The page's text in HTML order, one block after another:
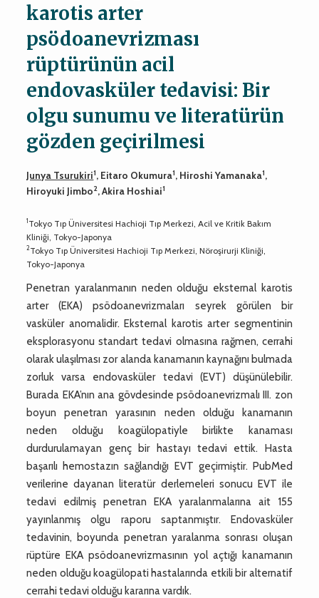
karotis arter
psödoanevrizması
rüptürünün acil
endovasküler tedavisi: Bir
olgu sunumu ve literatürün
gözden geçirilmesi
Junya Tsurukiri1, Eitaro Okumura1, Hiroshi Yamanaka1,
Hiroyuki Jimbo2, Akira Hoshiai1
1Tokyo Tıp Üniversitesi Hachioji Tıp Merkezi, Acil ve Kritik Bakım
Kliniği, Tokyo-Japonya
2Tokyo Tıp Üniversitesi Hachioji Tıp Merkezi, Nöroşirurji Kliniği,
Tokyo-Japonya
Penetran yaralanmanın neden olduğu eksternal karotis
arter (EKA) psödoanevrizmaları seyrek görülen bir
vasküler anomalidir. Eksternal karotis arter segmentinin
eksplorasyonu standart tedavi olmasına rağmen, cerrahi
olarak ulaşılması zor alanda kanamanın kaynağını bulmada
zorluk varsa endovasküler tedavi (EVT) düşünülebilir.
Burada EKA’nın ana gövdesinde psödoanevrizmalı III. zon
boyun penetran yarasının neden olduğu kanamanın
neden olduğu koagülopatiyle birlikte kanaması
durdurulamayan genç bir hastayı tedavi ettik. Hasta
başarılı hemostazın sağlandığı EVT geçirmiştir. PubMed
verilerine dayanan literatür derlemeleri sonucu EVT ile
tedavi edilmiş penetran EKA yaralanmalarına ait 155
yayınlanmış olgu raporu saptanmıştır. Endovasküler
tedavinin, boyunda penetran yaralanma sonrası oluşan
rüptüre EKA psödoanevrizmasının yol açtığı kanamanın
neden olduğu koagülopati hastalarında etkili bir alternatif
cerrahi tedavi olduğu kararına vardık.